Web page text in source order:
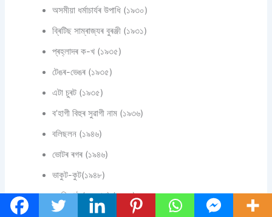
অসমীয়া ধৰ্মাচাৰ্যৰ উপাধি (১৯৩০)
ব্ৰিটিছ সাম্ৰাজ্যৰ বুৰঞ্জী (১৯৩১)
প্ৰহ্লাদৰ ক-খ (১৯৩৫)
টেঙৰ-ভেঙৰ (১৯৩৫)
এটা চুৰট (১৯৩৫)
ব’হাগী বিহুৰ সুৱাগী নাম (১৯৩৬)
বলিছলন (১৯৪৬)
ভোটৰ ৰগৰ (১৯৪৬)
ভাকুট-কুট(১৯৪৮)
ল-নি পাঠ (২য় ভাগ) (১৯৪৯)